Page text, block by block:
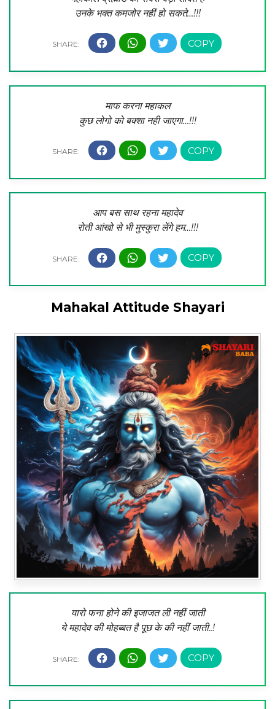
उनके भक्त कमजोर नहीं हो सकते…!!!
माफ करना महाकल
कुछ लोगो को बक्शा नही जाएगा…!!!
आप बस साथ रहना महादेव
रोती आंखो से भी मुस्कुरा लेंगे हम…!!!
Mahakal Attitude Shayari
यारो फना होने की इजाजत ली नहीं जाती
ये महादेव की मोहब्बत है पूछ के की नहीं जाती..!